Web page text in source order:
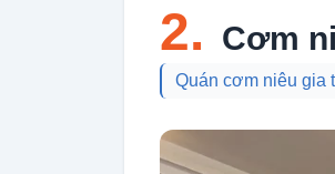
2. Cơm
Quán cơm niêu gia